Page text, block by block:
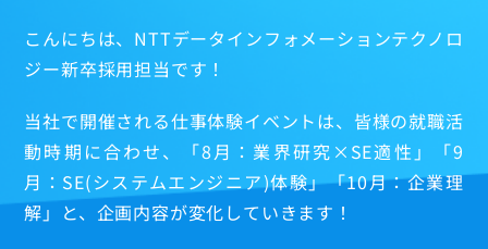
こんにちは、NTTデータインフォメーションテクノロ
ジー新卒採用担当です！
当社で開催される仕事体験イベントは、皆様の就職活
動時期に合わせ、「8月：業界研究×SE適性」「9
月：SE(システムエンジニア)体験」「10月：企業理
解」と、企画内容が変化していきます！